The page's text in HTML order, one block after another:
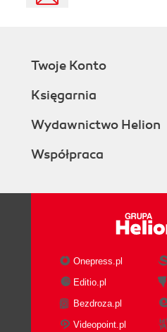
Twoje Konto
Księgarnia
Wydawnictwo Helion
Współpraca
Onepress.pl
Editio.pl
Bezdroza.pl
Videopoint.pl